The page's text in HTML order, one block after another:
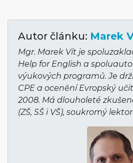
Autor článku: Marek
Mgr. Marek Vít je
Help for English a
výukových programů. Je
CPE a ocenění Evropský
2008. Má dlouholeté
(ZŠ, SŠ i VŠ), soukromý